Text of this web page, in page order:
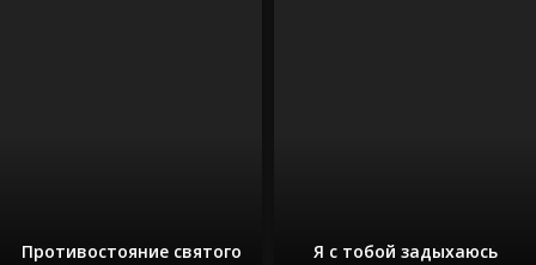
Противостояние святого Я с тобой задыхаюсь